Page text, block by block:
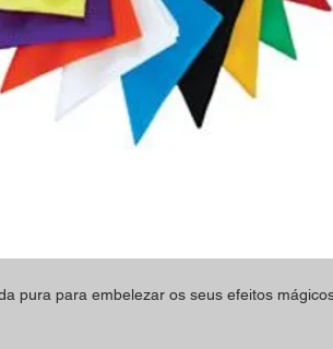
pura para embelezar os seus efeitos